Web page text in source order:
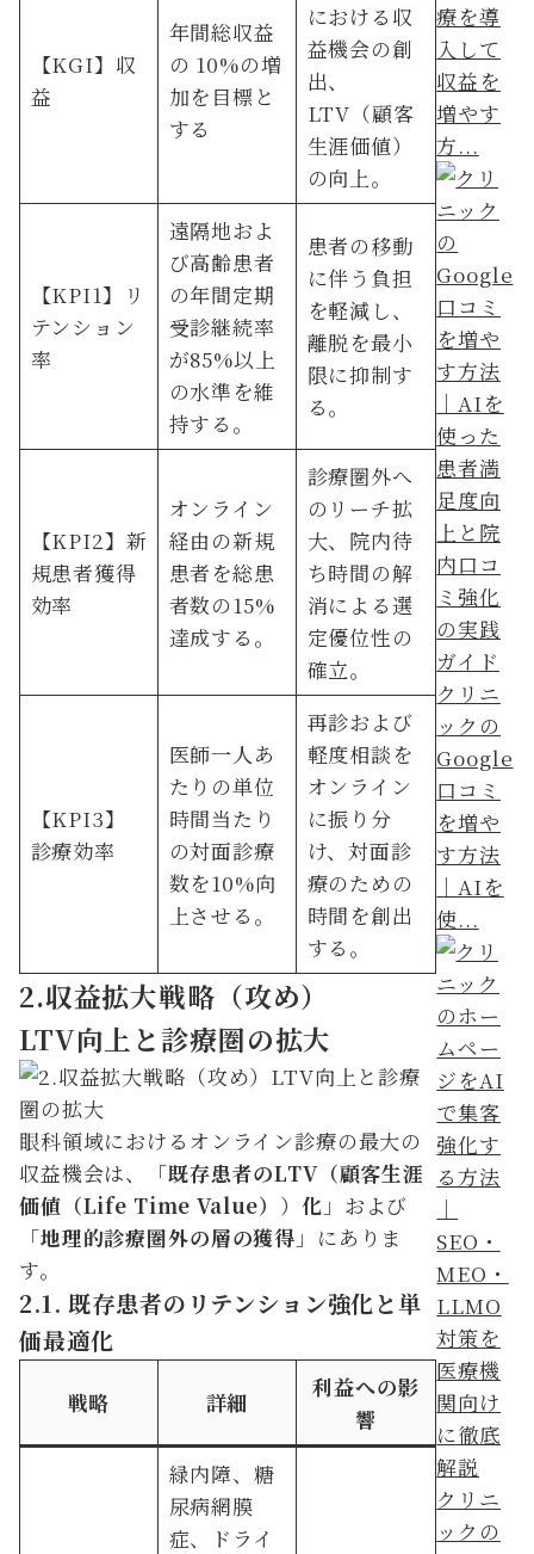
【KGI】収
益
年間総収益
の 10%の増
加を目標と
する
における収
益機会の創
出、
LTV（顧客
生涯価値）
の向上。
【KPI1】リ
テンション
率
遠隔地およ
び高齢患者
の年間定期
受診継続率
が85%以上
の水準を維
持する。
患者の移動
に伴う負担
を軽減し、
離脱を最小
限に抑制す
る。
【KPI2】新
規患者獲得
効率
オンライン
経由の新規
患者を総患
者数の15%
達成する。
診療圏外へ
のリーチ拡
大、院内待
ち時間の解
消による選
定優位性の
確立。
【KPI3】
診療効率
医師一人あ
たりの単位
時間当たり
の対面診療
数を10%向
上させる。
再診および
軽度相談を
オンライン
に振り分
け、対面診
療のための
時間を創出
する。
2.収益拡大戦略（攻め）
LTV向上と診療圏の拡大
眼科領域におけるオンライン診療の最大の
収益機会は、「既存患者のLTV（顧客生涯
価値（Life Time Value） ）化 」および
「地理的診療圏外の層の獲得 」にありま
す。
2.1. 既存患者のリテンション強化と単
価最適化
戦略 詳細
利益への影
響
緑内障、糖
尿病網膜
症、ドライ
療を導
入して
収益を
増やす
方...
クリニ
ックの
Google
口コミ
を増や
す方法
｜AIを
使...
クリニ
ックの